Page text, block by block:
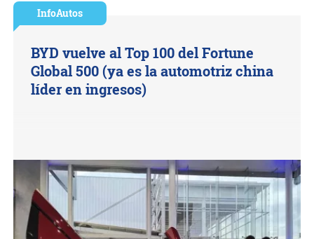
InfoAutos
BYD vuelve al Top 100 del Fortune
Global 500 (ya es la automotriz china
líder en ingresos)